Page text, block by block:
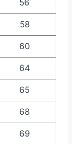
56
58
60
64
65
68
69